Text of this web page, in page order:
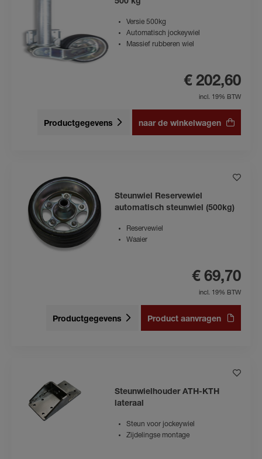
500 kg
Versie 500kg
Automatisch jockeywiel
Massief rubberen wiel
€ 202,60
incl. 19% BTW
Productgegevens naar de winkelwagen
Steunwiel Reservewiel
automatisch steunwiel (500kg)
Reservewiel
Waaier
€ 69,70
incl. 19% BTW
Productgegevens Product aanvragen
Steunwielhouder ATH-KTH
lateraal
Steun voor jockeywiel
Zijdelingse montage